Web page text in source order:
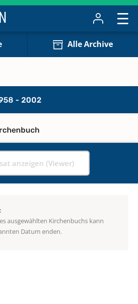
Alle Archive
- 2002
anzeigen (Viewer)
ausgewählten Kirchenbuchs kann
Datum enden.